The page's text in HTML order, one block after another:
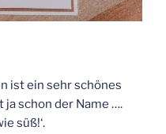
ist ein sehr schönes
ja schon der Name ….
süß!‘.